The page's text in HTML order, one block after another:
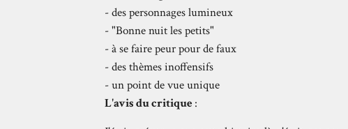
- des personnages lumineux
- "Bonne nuit les petits"
- à se faire peur pour de faux
- des thèmes inoffensifs
- un point de vue unique
L'avis du critique :